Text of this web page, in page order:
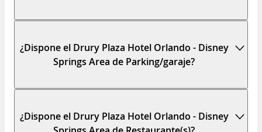
¿Dispone el Drury Plaza Hotel Orlando - Disney
Springs Area de Parking/garaje?
¿Dispone el Drury Plaza Hotel Orlando - Disney